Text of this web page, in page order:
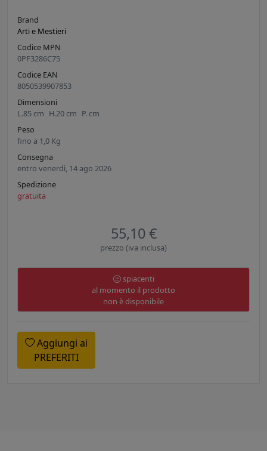
Brand
Arti e Mestieri
Codice MPN
0PF3286C75
Codice EAN
8050539907853
Dimensioni
L.85 cm H.20 cm P. cm
Peso
fino a 1,0 Kg
Consegna
entro venerdì, 14 ago 2026
Spedizione
gratuita
55,10 €
prezzo (iva inclusa)
spiacenti
al momento il prodotto
non è disponibile
Aggiungi ai
PREFERITI